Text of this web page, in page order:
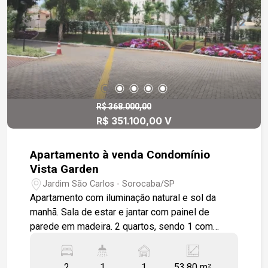
R$ 368.000,00
R$ 351.100,00 V
Apartamento à venda Condomínio
Vista Garden
Jardim São Carlos - Sorocaba/SP
Apartamento com iluminação natural e sol da
manhã. Sala de estar e jantar com painel de
parede em madeira. 2 quartos, sendo 1 com
gabinete, armários e piso em porcelanato. Piso